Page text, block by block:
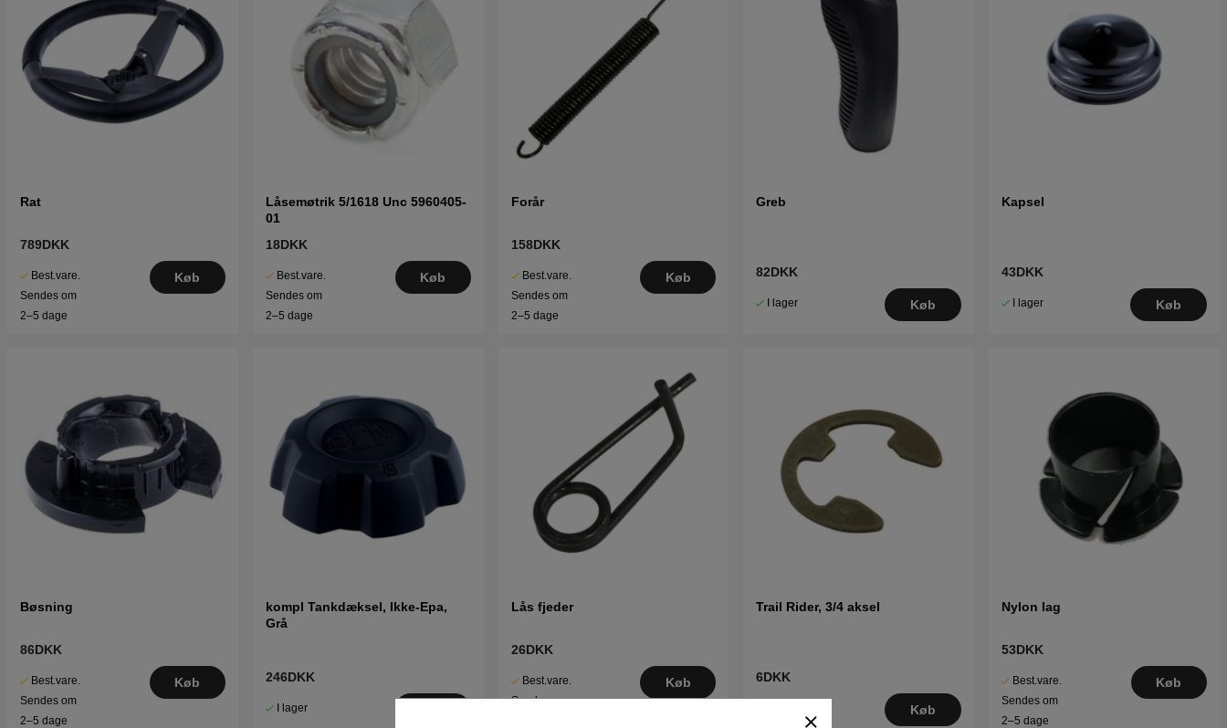
Rat
789DKK
Best.vare.
Sendes om
2–5 dage
Køb
Låsemøtrik 5/1618 Unc 5960405-
01
18DKK
Best.vare.
Sendes om
2–5 dage
Køb
Forår
158DKK
Best.vare.
Sendes om
2–5 dage
Køb
Greb
82DKK
I lager Køb
Kapsel
43DKK
I lager Køb
Bøsning
86DKK
Best.vare.
Sendes om
2–5 dage
Køb
kompl Tankdæksel, Ikke-Epa,
Grå
246DKK
I lager
Lås fjeder
26DKK
Best.vare.
Sendes om
Køb
Trail Rider, 3/4 aksel
6DKK
Køb
Nylon lag
53DKK
Best.vare.
Sendes om
2–5 dage
Køb